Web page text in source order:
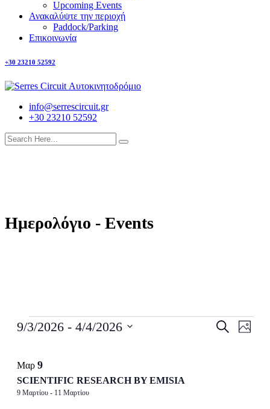
Upcoming Events
Ανακαλύψτε την περιοχή
Paddock/Parking
Επικοινωνία
+30 23210 52592
info@serrescircuit.gr
+30 23210 52592
Ημερολόγιο - Events
Events
Events
Search
Εικόνες
9/3/2026 - 4/4/2026
of
events
Μαρ 9
SCIENTIFIC RESEARCH BY EMISIA
9 Μαρτίου- 11 Μαρτίου